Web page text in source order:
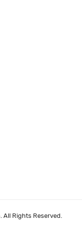
Rights Reserved.